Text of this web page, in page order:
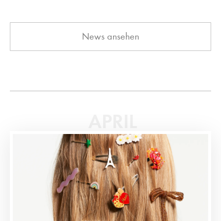
News ansehen